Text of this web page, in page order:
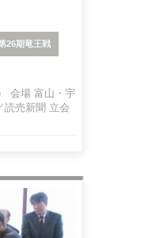
26期竜王戦
会場 富山・宇
売新聞 立会